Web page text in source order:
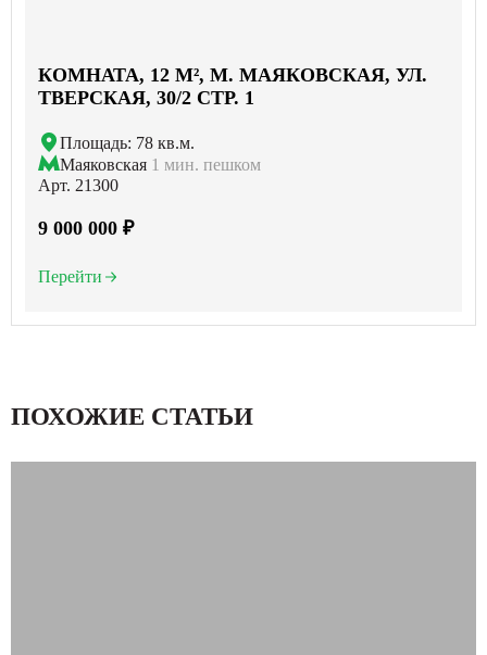
КОМНАТА, 12 М², М. МАЯКОВСКАЯ, УЛ.
ТВЕРСКАЯ, 30/2 СТР. 1
Площадь: 78 кв.м.
Маяковская 1 мин. пешком
Арт. 21300
9 000 000 ₽
Перейти
ПОХОЖИЕ СТАТЬИ